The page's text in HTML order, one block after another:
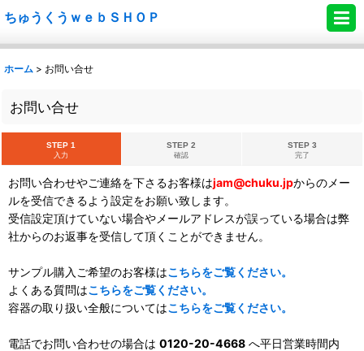
ちゅうくうｗｅｂＳＨＯＰ
ホーム > お問い合せ
お問い合せ
STEP 1
入力
STEP 2
確認
STEP 3
完了
お問い合わせやご連絡を下さるお客様はjam@chuku.jpからのメー
ルを受信できるよう設定をお願い致します。
受信設定頂けていない場合やメールアドレスが誤っている場合は弊
社からのお返事を受信して頂くことができません。
サンプル購入ご希望のお客様はこちらをご覧ください。
よくある質問はこちらをご覧ください。
容器の取り扱い全般についてはこちらをご覧ください。
電話でお問い合わせの場合は 0120-20-4668 へ平日営業時間内